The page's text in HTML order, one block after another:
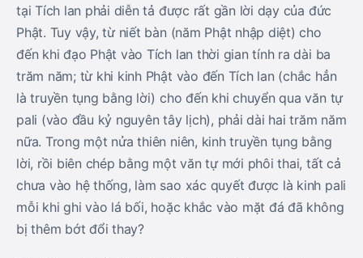
tại Tích lan phải diễn tả được rất gần lời dạy của đức
Phật. Tuy vậy, từ niết bàn (năm Phật nhập diệt) cho
đến khi đạo Phật vào Tích lan thời gian tính ra dài ba
trăm năm; từ khi kinh Phật vào đến Tích lan (chắc hẳn
là truyền tụng bằng lời) cho đến khi chuyển qua văn tự
pali (vào đầu kỷ nguyên tây lịch), phải dài hai trăm năm
nữa. Trong một nửa thiên niên, kinh truyền tụng bằng
lời, rồi biên chép bằng một văn tự mới phôi thai, tất cả
chưa vào hệ thống, làm sao xác quyết được là kinh pali
mỗi khi ghi vào lá bối, hoặc khắc vào mặt đá đã không
bị thêm bớt đổi thay?